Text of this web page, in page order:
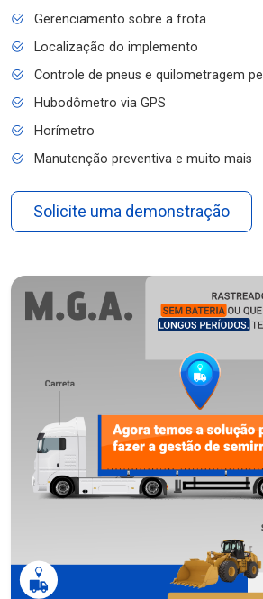
Gerenciamento sobre a frota
Localização do implemento
Controle de pneus e quilometragem
Hubodômetro via GPS
Horímetro
Manutenção preventiva e muito mais
Solicite uma demonstração